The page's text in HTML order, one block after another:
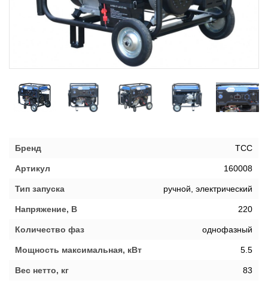
Бренд ТСС
Артикул 160008
Тип запуска ручной, электрический
Напряжение, В 220
Количество фаз однофазный
Мощность максимальная, кВт 5.5
Вес нетто, кг 83